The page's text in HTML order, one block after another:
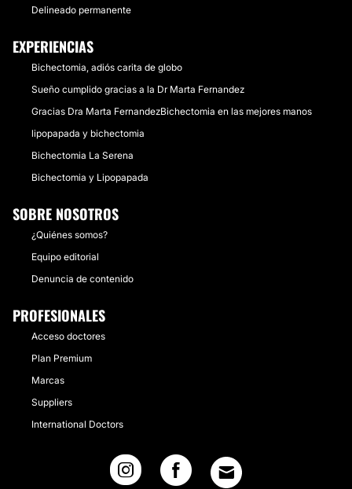
Delineado permanente
EXPERIENCIAS
Bichectomia, adiós carita de globo
Sueño cumplido gracias a la Dr Marta Fernandez
Gracias Dra Marta FernandezBichectomia en las mejores manos
lipopapada y bichectomia
Bichectomia La Serena
Bichectomia y Lipopapada
SOBRE NOSOTROS
¿Quiénes somos?
Equipo editorial
Denuncia de contenido
PROFESIONALES
Acceso doctores
Plan Premium
Marcas
Suppliers
International Doctors